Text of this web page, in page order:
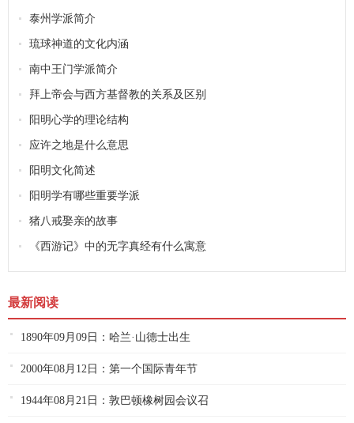
泰州学派简介
琉球神道的文化内涵
南中王门学派简介
拜上帝会与西方基督教的关系及区别
阳明心学的理论结构
应许之地是什么意思
阳明文化简述
阳明学有哪些重要学派
猪八戒娶亲的故事
《西游记》中的无字真经有什么寓意
最新阅读
1890年09月09日：哈兰·山德士出生
2000年08月12日：第一个国际青年节
1944年08月21日：敦巴顿橡树园会议召